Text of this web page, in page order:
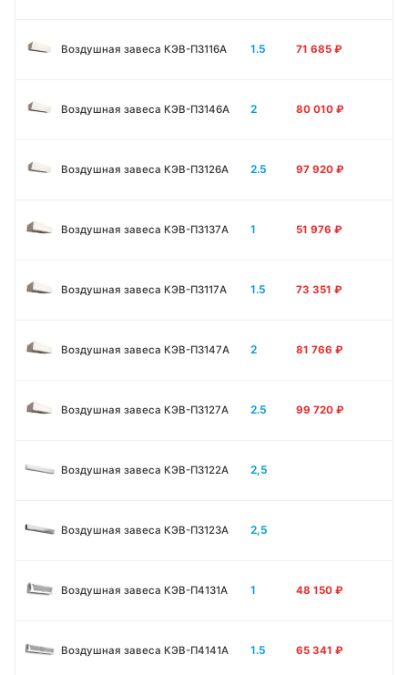
Воздушная завеса КЭВ-П3116A 1.5 71 685 ₽
Воздушная завеса КЭВ-П3146A 2 80 010 ₽
Воздушная завеса КЭВ-П3126A 2.5 97 920 ₽
Воздушная завеса КЭВ-П3137A 1 51 976 ₽
Воздушная завеса КЭВ-П3117A 1.5 73 351 ₽
Воздушная завеса КЭВ-П3147A 2 81 766 ₽
Воздушная завеса КЭВ-П3127A 2.5 99 720 ₽
Воздушная завеса КЭВ-П3122A 2,5
Воздушная завеса КЭВ-П3123A 2,5
Воздушная завеса КЭВ-П4131A 1 48 150 ₽
Воздушная завеса КЭВ-П4141A 1.5 65 341 ₽